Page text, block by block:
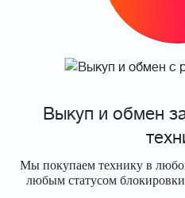
Выкуп и обмен
Мы покупаем технику в
любым статусом